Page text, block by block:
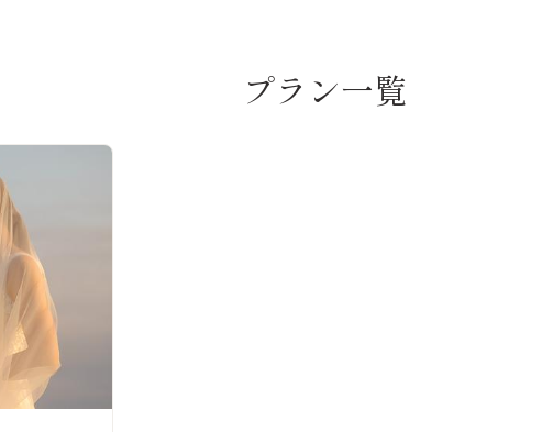
プラン一覧